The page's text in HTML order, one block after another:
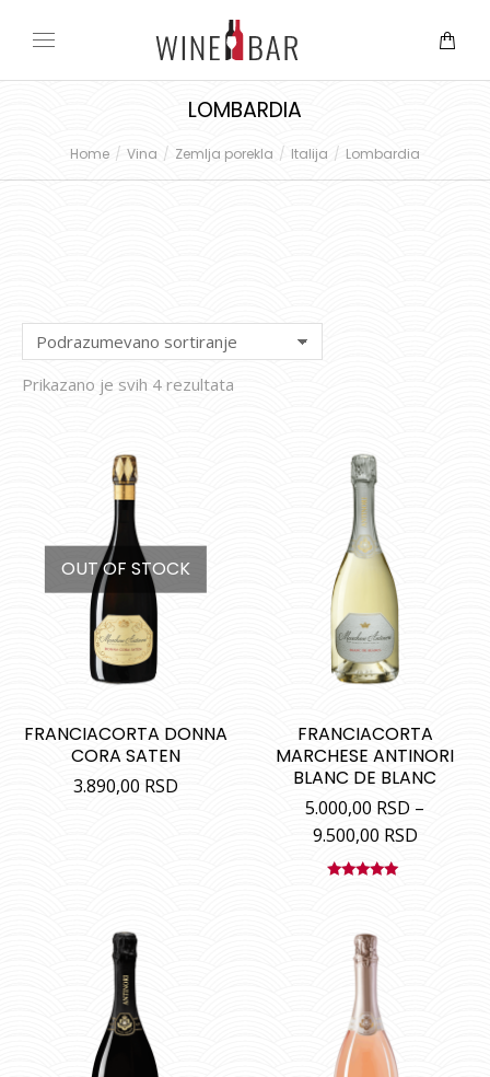
LOMBARDIA
You are here:
Home Vina Zemlja porekla Italija Lombardia
Prikazano je svih 4 rezultata
OUT OF STOCK
FRANCIACORTA DONNA
CORA SATEN
3.890,00 RSD
FRANCIACORTA
MARCHESE ANTINORI
BLANC DE BLANC
5.000,00 RSD –
9.500,00 RSD